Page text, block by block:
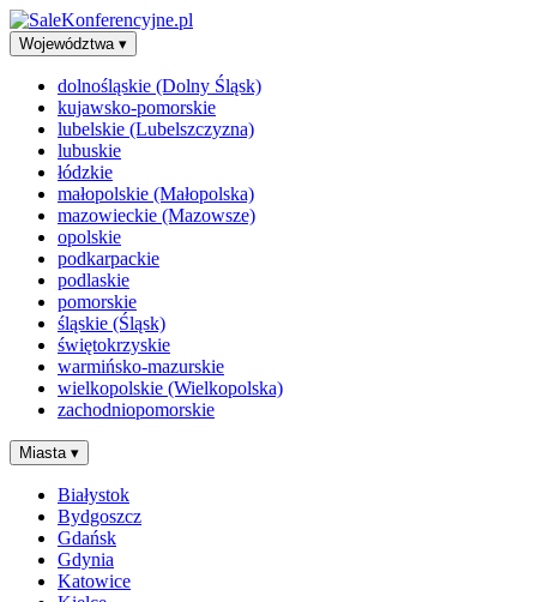
Województwa ▾
dolnośląskie (Dolny Śląsk)
kujawsko-pomorskie
lubelskie (Lubelszczyzna)
lubuskie
łódzkie
małopolskie (Małopolska)
mazowieckie (Mazowsze)
opolskie
podkarpackie
podlaskie
pomorskie
śląskie (Śląsk)
świętokrzyskie
warmińsko-mazurskie
wielkopolskie (Wielkopolska)
zachodniopomorskie
Miasta ▾
Białystok
Bydgoszcz
Gdańsk
Gdynia
Katowice